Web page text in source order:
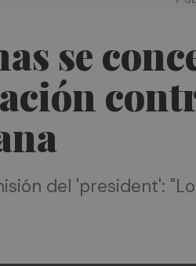
se
del 'president':